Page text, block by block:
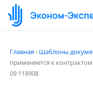
Главная› Шаблоны
применяется к
09 118908